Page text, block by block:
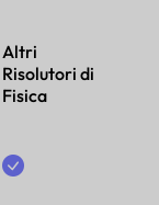
Altri
Risolutori di
Fisica